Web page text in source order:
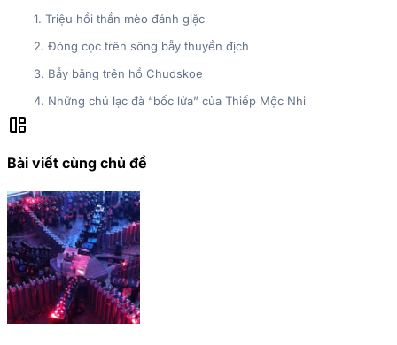
1. Triệu hồi thần mèo đánh giặc
2. Đóng cọc trên sông bẫy thuyền địch
3. Bẫy băng trên hồ Chudskoe
4. Những chú lạc đà “bốc lửa” của Thiếp Mộc Nhi
auto_awesome_mosaic
Bài viết cùng chủ đề